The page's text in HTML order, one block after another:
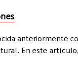
anteriormente
En este